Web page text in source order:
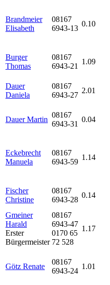
Brandmeier
Elisabeth
08167
6943-13
0.10
Burger
Thomas
08167
6943-21
1.09
Dauer
Daniela
08167
6943-27
2.01
Dauer Martin
08167
6943-31
0.04
Eckebrecht
Manuela
08167
6943-59
1.14
Fischer
Christine
08167
6943-28
0.14
Gmeiner
Harald
Erster
Bürgermeister
08167
6943-47
0170 65
72 528
1.17
Götz Renate
08167
6943-24
1.01